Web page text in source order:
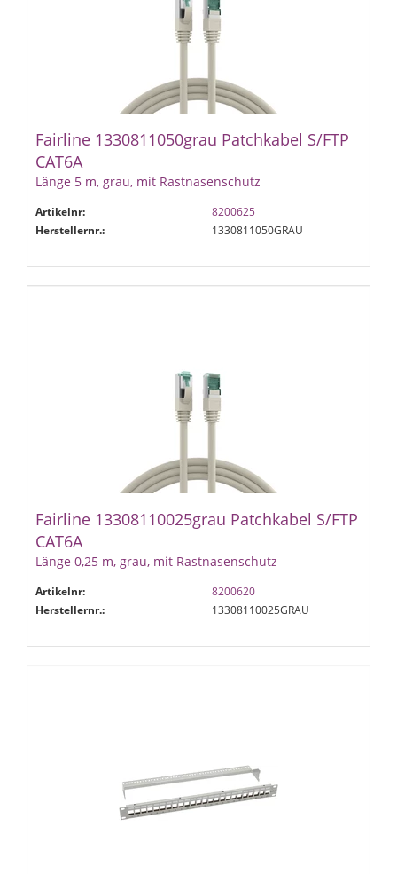
Fairline 1330811050grau Patchkabel S/FTP
CAT6A
Länge 5 m, grau, mit Rastnasenschutz
Artikelnr:
8200625
Herstellernr.:
1330811050GRAU
Fairline 13308110025grau Patchkabel S/FTP
CAT6A
Länge 0,25 m, grau, mit Rastnasenschutz
Artikelnr:
8200620
Herstellernr.:
13308110025GRAU